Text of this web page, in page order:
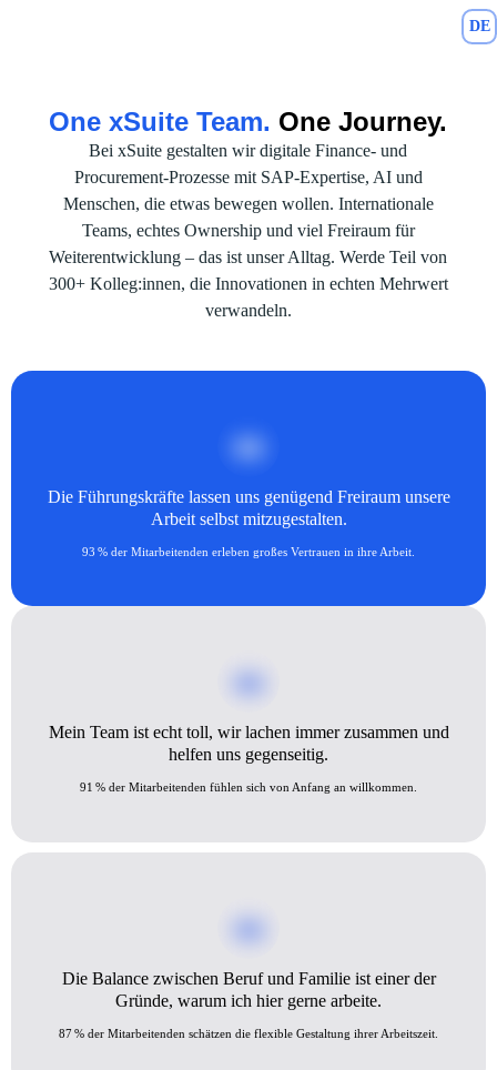
DE
One xSuite Team. One Journey.
Bei xSuite gestalten wir digitale Finance- und
Procurement-Prozesse mit SAP-Expertise, AI und
Menschen, die etwas bewegen wollen. Internationale
Teams, echtes Ownership und viel Freiraum für
Weiterentwicklung – das ist unser Alltag. Werde Teil von
300+ Kolleg:innen, die Innovationen in echten Mehrwert
verwandeln.
Die Führungskräfte lassen uns genügend Freiraum unsere
Arbeit selbst mitzugestalten.
93 % der Mitarbeitenden erleben großes Vertrauen in ihre Arbeit.
Mein Team ist echt toll, wir lachen immer zusammen und
helfen uns gegenseitig.
91 % der Mitarbeitenden fühlen sich von Anfang an willkommen.
Die Balance zwischen Beruf und Familie ist einer der
Gründe, warum ich hier gerne arbeite.
87 % der Mitarbeitenden schätzen die flexible Gestaltung ihrer Arbeitszeit.